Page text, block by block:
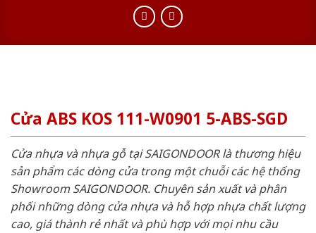
Cửa ABS KOS 111-W0901 5-ABS-SGD
Cửa nhựa và nhựa gỗ tại SAIGONDOOR là thương hiệu
sản phẩm các dòng cửa trong một chuỗi các hệ thống
Showroom SAIGONDOOR. Chuyên sản xuất và phân
phối những dòng cửa nhựa và hỗ hợp nhựa chất lượng
cao, giá thành rẻ nhất và phù hợp với mọi nhu cầu